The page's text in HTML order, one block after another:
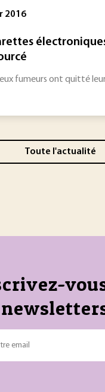
2016
fumeurs ont quitté
Toute l'actualité
email